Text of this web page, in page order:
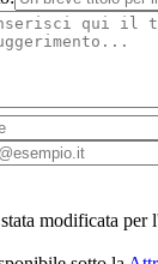
modificata